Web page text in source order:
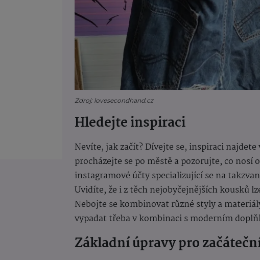
Zdroj: lovesecondhand.cz
Hledejte inspiraci
Nevíte, jak začít? Dívejte se, inspiraci
procházejte se po městě a pozorujte, co
instagramové účty specializující se na
Uvidíte, že i z těch nejobyčejnějších kousků
Nebojte se kombinovat různé styly a
vypadat třeba v kombinaci s moderním
Základní úpravy pro